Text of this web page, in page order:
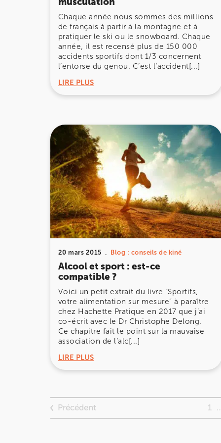
Chaque année nous sommes des millions
de français à partir à la montagne et à
pratiquer le ski ou le snowboard. Chaque
année, il est recensé plus de 150 000
accidents sportifs dont 1/3 concernent
l’entorse du genou. C’est l’accident[...]
LIRE PLUS
20 mars 2015 Blog : conseils de kiné
Alcool et sport : est-ce
compatible ?
Voici un petit extrait du livre “Sportifs,
votre alimentation sur mesure” à paraître
chez Hachette Pratique en 2017 que j’ai
co-écrit avec le Dr Christophe Delong.
Ce chapitre fait le point sur la mauvaise
association de l’alc[...]
LIRE PLUS
Précédent 1
380 Av. de la Division Leclerc 92290
380 Av. de la Division Leclerc 92290
01 43 50 05 24
Prenez RDV sur
Prenez RDV sur
68 Av. de Villiers 75017 Paris
01 44 90 90 40
Prenez RDV sur
Prenez RDV sur
IK PARIS 8 – SAINT-LAZARE
20 Rue de la Pépinière 75008 Paris
20 Rue de la Pépinière 75008 Paris
Prenez RDV sur
Prenez RDV sur
PARIS 9 – PETRELLE
6 Rue Petrelle 75009 Paris
6 Rue Petrelle 75009 Paris
01 71 97 53 67
Prenez RDV sur